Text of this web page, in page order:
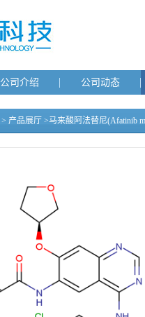
公司介绍 公司动态
> 产品展厅 >马来酸阿法替尼(Afatinib